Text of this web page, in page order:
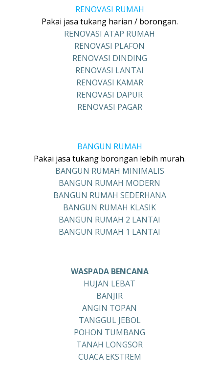
RENOVASI RUMAH
Pakai jasa tukang harian / borongan.
RENOVASI ATAP RUMAH
RENOVASI PLAFON
RENOVASI DINDING
RENOVASI LANTAI
RENOVASI KAMAR
RENOVASI DAPUR
RENOVASI PAGAR
BANGUN RUMAH
Pakai jasa tukang borongan lebih murah.
BANGUN RUMAH MINIMALIS
BANGUN RUMAH MODERN
BANGUN RUMAH SEDERHANA
BANGUN RUMAH KLASIK
BANGUN RUMAH 2 LANTAI
BANGUN RUMAH 1 LANTAI
WASPADA BENCANA
HUJAN LEBAT
BANJIR
ANGIN TOPAN
TANGGUL JEBOL
POHON TUMBANG
TANAH LONGSOR
CUACA EKSTREM